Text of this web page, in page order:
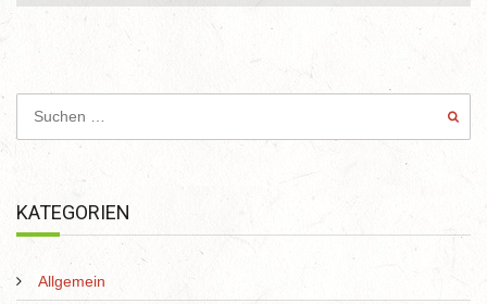
KATEGORIEN
Allgemein